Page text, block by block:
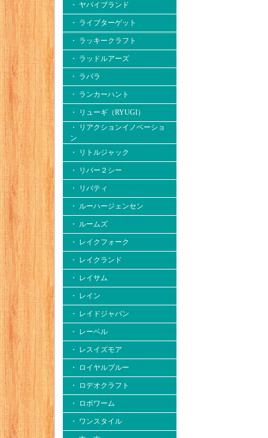
・ ヤバイブランド
・ ライブターゲット
・ ラッキークラフト
・ ラッドルアーズ
・ ラパラ
・ ランカーハント
・ リューギ（RYUGI）
・ リアクションイノベーショ
ン
・ リトルジャック
・ リバー２シー
・ リバティ
・ ルーハージェンセン
・ ルームズ
・ レイクフォーク
・ レイクランド
・ レイサム
・ レイン
・ レイドジャパン
・ レーベル
・ レスイズモア
・ ロイヤルブルー
・ ロデオクラフト
・ ロボワーム
・ ワンスタイル